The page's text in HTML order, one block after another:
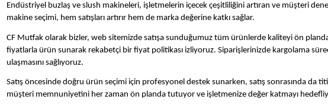
Endüstriyel buzlaş ve slush makineleri, işletmelerin içecek çeşitliliğini artıran ve müşteri
makine seçimi, hem satışları artırır hem de marka değerine katkı sağlar.
CF Mutfak olarak bizler, web sitemizde satışa sunduğumuz tüm ürünlerde kaliteyi ön
fiyatlarla ürün sunarak rekabetçi bir fiyat politikası izliyoruz. Siparişlerinizde kargolama
ulaşmasını sağlıyoruz.
Satış öncesinde doğru ürün seçimi için profesyonel destek sunarken, satış sonrasında da
müşteri memnuniyetini her zaman ön planda tutuyor ve işletmenize değer katmayı